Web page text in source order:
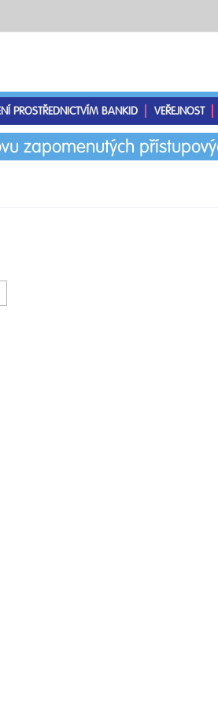
PROSTŘEDNICTVÍM BANKID VEŘEJNOST
zapomenutých